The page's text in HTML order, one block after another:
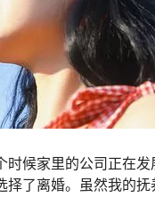
候家里的公司正在
了离婚。虽然我的